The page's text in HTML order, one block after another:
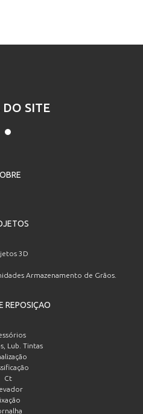
SITE
3D
Armazenamento de Grãos.
REPOSIÇAO
Lub. Tintas
Ct